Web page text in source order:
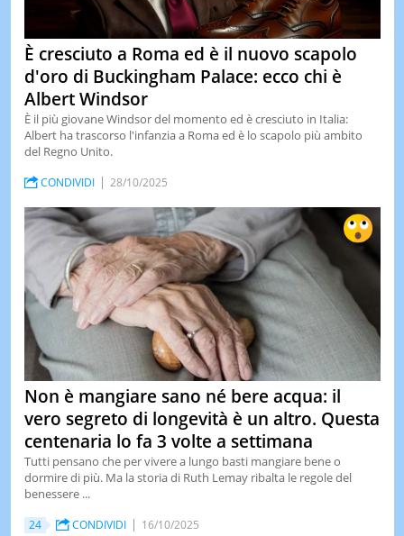
È cresciuto a Roma ed è il nuovo scapolo
d'oro di Buckingham Palace: ecco chi è
Albert Windsor
È il più giovane Windsor del momento ed è cresciuto in Italia:
Albert ha trascorso l'infanzia a Roma ed è lo scapolo più ambito
del Regno Unito.
CONDIVIDI 28/10/2025
Non è mangiare sano né bere acqua: il
vero segreto di longevità è un altro. Questa
centenaria lo fa 3 volte a settimana
Tutti pensano che per vivere a lungo basti mangiare bene o
dormire di più. Ma la storia di Ruth Lemay ribalta le regole del
benessere ...
24 CONDIVIDI 16/10/2025